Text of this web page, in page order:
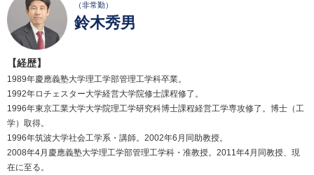
（非常勤）
鈴木秀男
【経歴】
1989年慶應義塾大学理工学部管理工学科卒業。
1992年ロチェスター大学経営大学院修士課程修了。
1996年東京工業大学大学院理工学研究科博士課程経営工学専攻修了。博士（工
学）取得。
1996年筑波大学社会工学系・講師。2002年6月同助教授。
2008年4月慶應義塾大学理工学部管理工学科・准教授。2011年4月同教授、現
在に至る。